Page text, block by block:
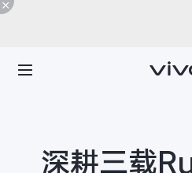
深耕三载